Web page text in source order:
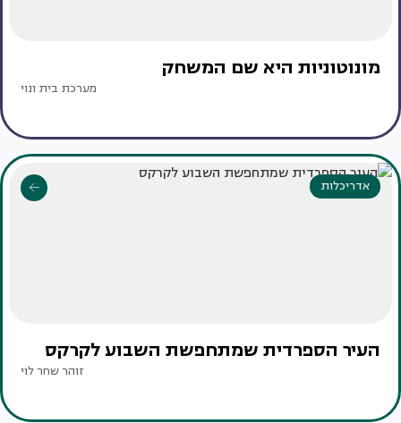
מונוטוניות היא שם המשחק
מערכת בית ונוי
אדריכלות
העיר הספרדית שמתחפשת השבוע לקרקס
זוהר שחר לוי